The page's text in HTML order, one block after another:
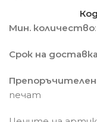
Мин. количество
Срок на доставка
печат